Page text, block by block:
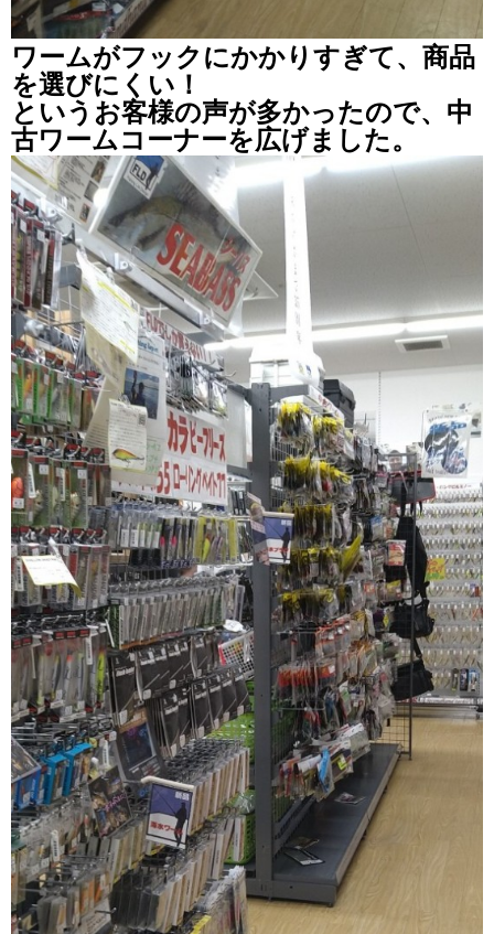
ワームがフックにかかりすぎて、商品
を選びにくい！
というお客様の声が多かったので、中
古ワームコーナーを広げました。